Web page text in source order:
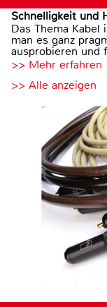
Schnelligkeit und
Das Thema
man es ganz
ausprobieren und
>> Mehr erfahren
>> Alle anzeigen